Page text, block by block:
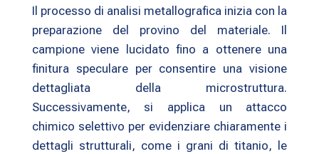
Il processo di analisi metallografica inizia con la
preparazione del provino del materiale. Il
campione viene lucidato fino a ottenere una
finitura speculare per consentire una visione
dettagliata della microstruttura.
Successivamente, si applica un attacco
chimico selettivo per evidenziare chiaramente i
dettagli strutturali, come i grani di titanio, le